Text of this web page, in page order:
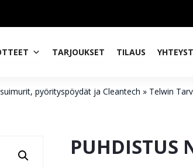
TARJOUKSET TILAUS
pyörityspöydät ja Cleantech » Telwin
PUHDISTUS